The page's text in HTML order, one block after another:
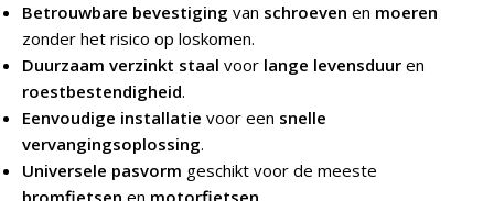
Betrouwbare bevestiging van schroeven en moeren
zonder het risico op loskomen.
Duurzaam verzinkt staal voor lange levensduur en
roestbestendigheid.
Eenvoudige installatie voor een snelle
vervangingsoplossing.
Universele pasvorm geschikt voor de meeste